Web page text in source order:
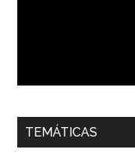
00:00
Dra. Carolina Corcho
TEMÁTICAS